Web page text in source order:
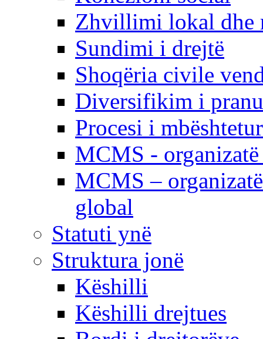
Zhvillimi lokal dhe
Sundimi i drejtë
Shoqëria civile
Diversifikim i
Procesi i
MCMS -
MCMS –
global
Statuti ynë
Struktura jonë
Këshilli
Këshilli drejtues